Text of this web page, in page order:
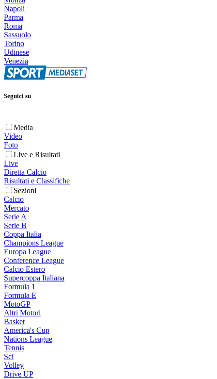
Napoli
Parma
Roma
Sassuolo
Torino
Udinese
Venezia
Seguici su
Media
Video
Foto
Live e Risultati
Live
Diretta Calcio
Risultati e Classifiche
Sezioni
Calcio
Mercato
Serie A
Serie B
Coppa Italia
Champions League
Europa League
Conference League
Calcio Estero
Supercoppa Italiana
Formula 1
Formula E
MotoGP
Altri Motori
Basket
America's Cup
Nations League
Tennis
Sci
Volley
Drive UP